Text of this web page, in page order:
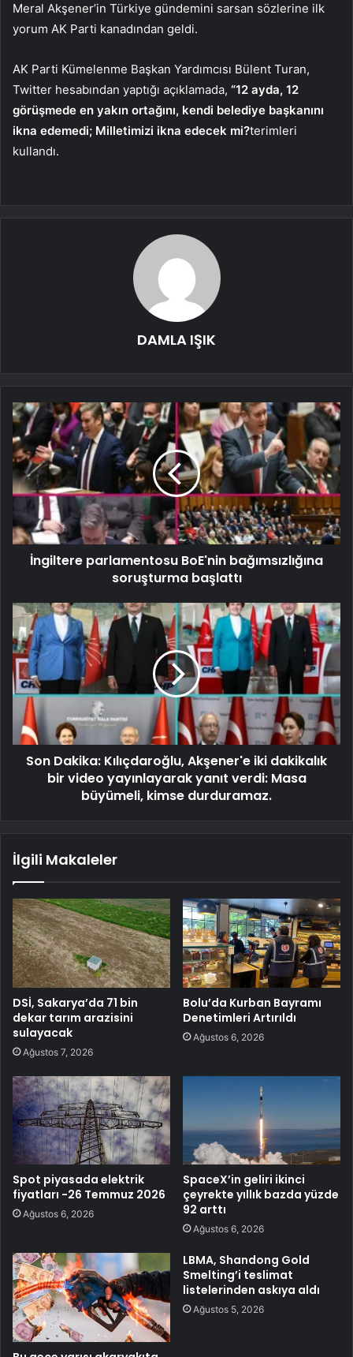
Meral Akşener’in Türkiye gündemini sarsan sözlerine ilk
yorum AK Parti kanadından geldi.
AK Parti Kümelenme Başkan Yardımcısı Bülent Turan,
Twitter hesabından yaptığı açıklamada, “12 ayda, 12
görüşmede en yakın ortağını, kendi belediye başkanını
ikna edemedi; Milletimizi ikna edecek mi?terimleri
kullandı.
DAMLA IŞIK
İngiltere parlamentosu BoE'nin bağımsızlığına
soruşturma başlattı
Son Dakika: Kılıçdaroğlu, Akşener'e iki dakikalık
bir video yayınlayarak yanıt verdi: Masa
büyümeli, kimse durduramaz.
İlgili Makaleler
DSİ, Sakarya’da 71 bin
dekar tarım arazisini
sulayacak
Ağustos 7, 2026
Bolu’da Kurban Bayramı
Denetimleri Artırıldı
Ağustos 6, 2026
Spot piyasada elektrik
fiyatları -26 Temmuz 2026
Ağustos 6, 2026
SpaceX’in geliri ikinci
çeyrekte yıllık bazda yüzde
92 arttı
Ağustos 6, 2026
LBMA, Shandong Gold
Smelting’i teslimat
listelerinden askıya aldı
Ağustos 5, 2026